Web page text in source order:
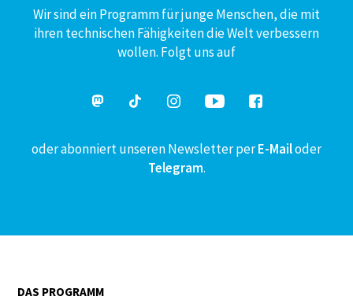
Wir sind ein Programm für junge Menschen, die mit
ihren technischen Fähigkeiten die Welt verbessern
wollen. Folgt uns auf
oder abonniert unseren Newsletter perE-Mailoder
Telegram.
DAS PROGRAMM